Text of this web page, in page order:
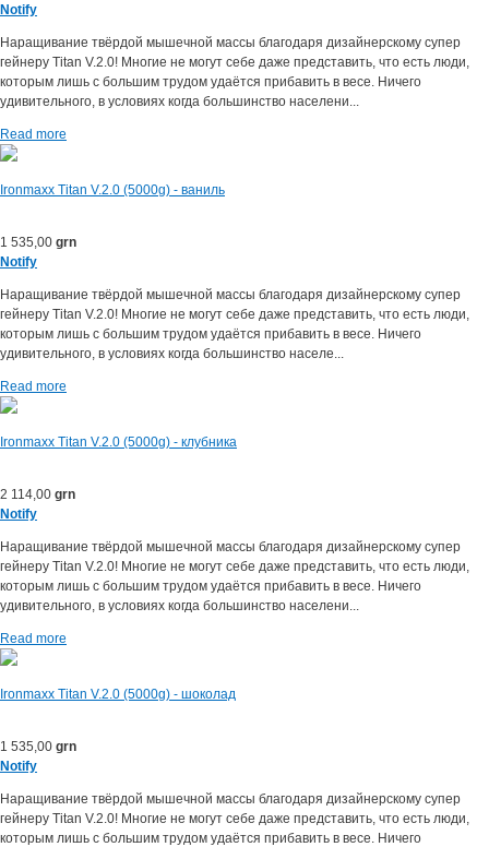
Notify
Наращивание твёрдой мышечной массы благодаря дизайнерскому супер
гейнеру Titan V.2.0! Многие не могут себе даже представить, что есть люди,
которым лишь с большим трудом удаётся прибавить в весе. Ничего
удивительного, в условиях когда большинство населени...
Read more
Ironmaxx Titan V.2.0 (5000g) - ваниль
1 535,00 grn
Notify
Наращивание твёрдой мышечной массы благодаря дизайнерскому супер
гейнеру Titan V.2.0! Многие не могут себе даже представить, что есть люди,
которым лишь с большим трудом удаётся прибавить в весе. Ничего
удивительного, в условиях когда большинство населе...
Read more
Ironmaxx Titan V.2.0 (5000g) - клубника
2 114,00 grn
Notify
Наращивание твёрдой мышечной массы благодаря дизайнерскому супер
гейнеру Titan V.2.0! Многие не могут себе даже представить, что есть люди,
которым лишь с большим трудом удаётся прибавить в весе. Ничего
удивительного, в условиях когда большинство населени...
Read more
Ironmaxx Titan V.2.0 (5000g) - шоколад
1 535,00 grn
Notify
Наращивание твёрдой мышечной массы благодаря дизайнерскому супер
гейнеру Titan V.2.0! Многие не могут себе даже представить, что есть люди,
которым лишь с большим трудом удаётся прибавить в весе. Ничего